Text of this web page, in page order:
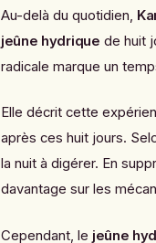
Au-delà du quotidien,
jeûne hydrique de huit
radicale marque un
Elle décrit cette
après ces huit jours.
la nuit à digérer. En
davantage sur les
Cependant, le jeûne